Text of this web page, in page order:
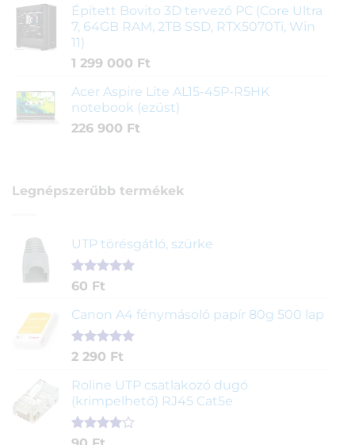
Épített Bovito 3D tervező PC (Core Ultra
7, 64GB RAM, 2TB SSD, RTX5070Ti, Win
11)
1 299 000 Ft
Acer Aspire Lite AL15-45P-R5HK
notebook (ezüst)
226 900 Ft
Legnépszerűbb termékek
UTP törésgátló, szürke
Értékelés
ből,
1
értékelés
alapján
60 Ft
Canon A4 fénymásoló papír 80g 500 lap
Értékelés
ből,
2
értékelés
alapján
2 290 Ft
Roline UTP csatlakozó dugó
(krimpelhető) RJ45 Cat5e
Értékelés
2